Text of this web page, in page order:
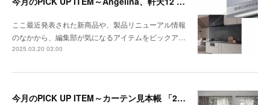
ここ最近発表された新商品や、製品リニューアル情報
のなかから、編集部が気になるアイテムをピックア…
2025.03.20 03:00
今月のPICK UP ITEM～カーテン見本帳 「2024-2028 ストリングス」、『RIVIERA TILE COLLECTION 2024-2025 LINEUP CATALOGUE VOL.2